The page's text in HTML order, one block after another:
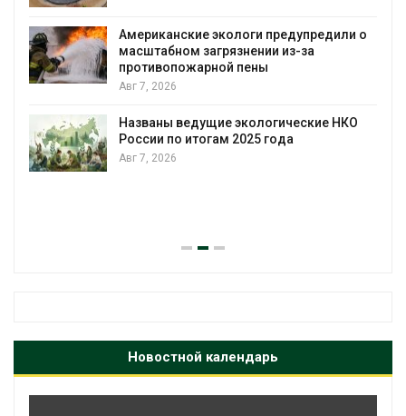
Американские экологи предупредили о
масштабном загрязнении из-за
противопожарной пены
Авг 7, 2026
Названы ведущие экологические НКО
России по итогам 2025 года
Авг 7, 2026
Новостной календарь